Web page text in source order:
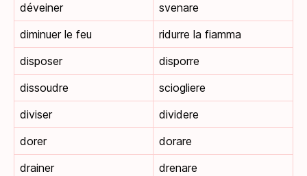
déveiner
svenare
diminuer le feu
ridurre la fiamma
disposer
disporre
dissoudre
sciogliere
diviser
dividere
dorer
dorare
drainer
drenare